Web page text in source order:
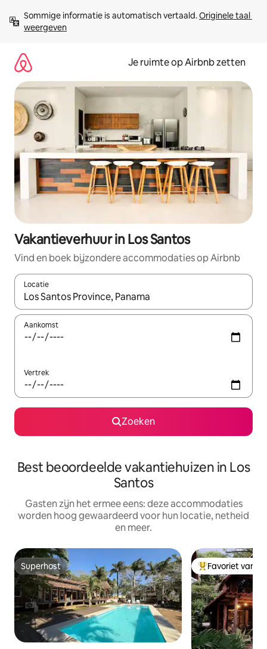
direct
naar
Sommige informatie is automatisch vertaald. Originele taal
weergeven
Je ruimte op Airbnb zetten
Vakantieverhuur in Los Santos
Vind en boek bijzondere accommodaties op Airbnb
Locatie
Wanneer er suggesties beschikbaar zijn, maak je een keuze
Aankomst
Vertrek
Zoeken
Best beoordeelde vakantiehuizen in Los
Santos
Gasten zijn het ermee eens: deze accommodaties
worden hoog gewaardeerd voor hun locatie, netheid
en meer.
Superhost
Superhost Topfavoriet van
Favoriet van